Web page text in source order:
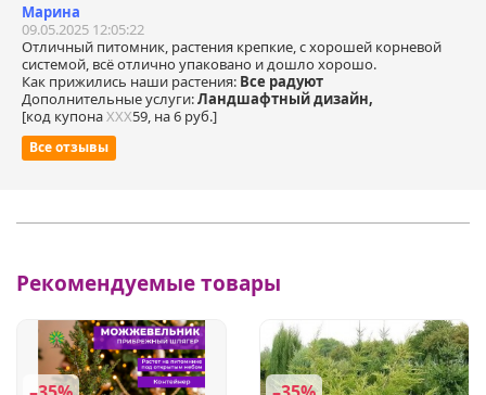
Марина
09.05.2025 12:05:22
Отличный питомник, растения крепкие, с хорошей корневой
системой, всё отлично упаковано и дошло хорошо.
Как прижились наши растения: Все радуют
Дополнительные услуги:Ландшафтный дизайн,
[код купонаХХХ59, на 6 руб.]
Все отзывы
Рекомендуемые товары